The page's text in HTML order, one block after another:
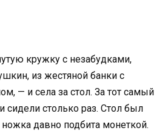
кружку с незабудками,
из жестяной банки с
— и села за стол. За тот самый
сидели столько раз. Стол был
давно подбита монеткой.